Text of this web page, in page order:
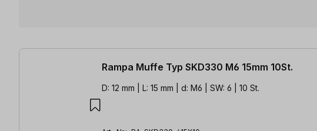
16 Artikel gefunden
Rampa Muffe Typ SKD330 M6 15mm 10St.
D: 12 mm | L: 15 mm | d: M6 | SW: 6 | 10 St.